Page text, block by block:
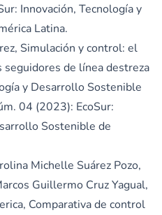
Innovación, Tecnología y
Latina.
Simulación y control: el
de línea destreza
y Desarrollo Sostenible
04 (2023): EcoSur:
Sostenible de
Michelle Suárez Pozo,
Guillermo Cruz Yagual,
Comparativa de control